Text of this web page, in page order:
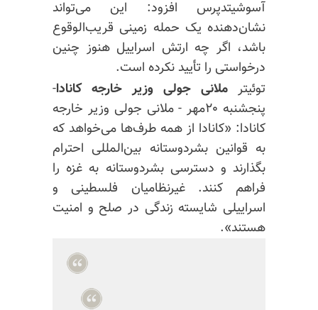
آسوشیتدپرس افزود: این می‌تواند
نشان‌دهنده یک حمله زمینی قریب‌الوقوع
باشد، اگر چه ارتش اسراییل هنوز چنین
درخواستی را تأیید نکرده است.
توئیتر ملانی جولی وزیر خارجه کانادا-
پنجشنبه ۲۰مهر - ملانی جولی وزیر خارجه
کانادا: «کانادا از همه طرف‌ها می‌خواهد که
به قوانین بشردوستانه بین‌المللی احترام
بگذارند و دسترسی بشردوستانه به غزه را
فراهم کنند. غیرنظامیان فلسطینی و
اسراییلی شایسته زندگی در صلح و امنیت
هستند».